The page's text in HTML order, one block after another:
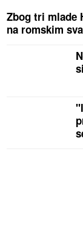
Zbog tri mlade
na romskim